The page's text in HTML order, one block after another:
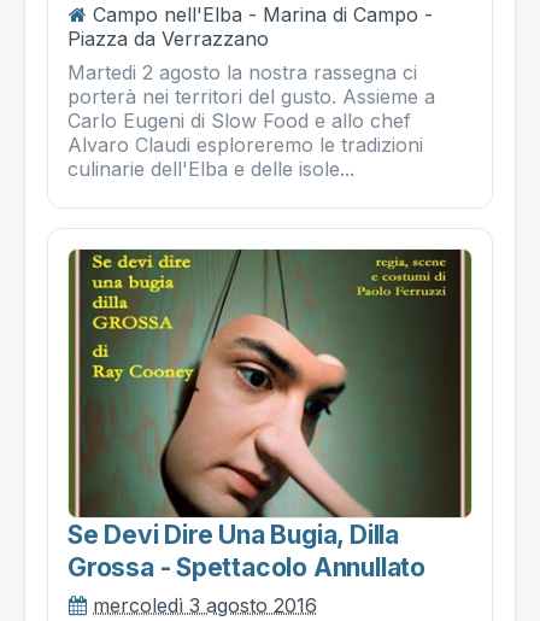
Campo nell'Elba - Marina di Campo -
Piazza da Verrazzano
Martedi 2 agosto la nostra rassegna ci
porterà nei territori del gusto. Assieme a
Carlo Eugeni di Slow Food e allo chef
Alvaro Claudi esploreremo le tradizioni
culinarie dell'Elba e delle isole...
Se Devi Dire Una Bugia, Dilla
Grossa - Spettacolo Annullato
mercoledì 3 agosto 2016